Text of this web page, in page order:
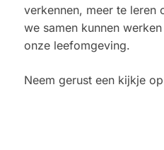
verkennen, meer te leren
we samen kunnen
onze leefomgeving.
Neem gerust een kijkje op